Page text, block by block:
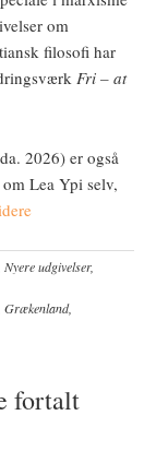
om
filosofi har
Fri – at
2026) er også
Lea Ypi selv,
Nyere udgivelser,
Grækenland,
fortalt